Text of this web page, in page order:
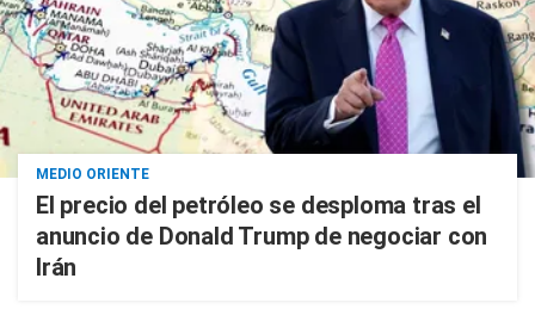
MEDIO ORIENTE
El precio del petróleo se desploma tras el
anuncio de Donald Trump de negociar con
Irán